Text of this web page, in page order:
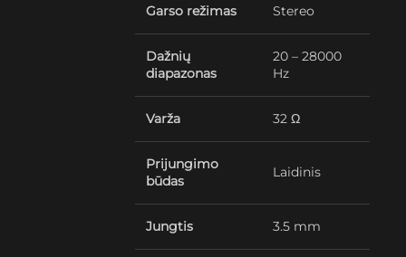
Garso režimas Stereo
Dažnių
diapazonas
20 – 28000
Hz
Varža 32 Ω
Prijungimo
būdas
Laidinis
Jungtis 3.5 mm